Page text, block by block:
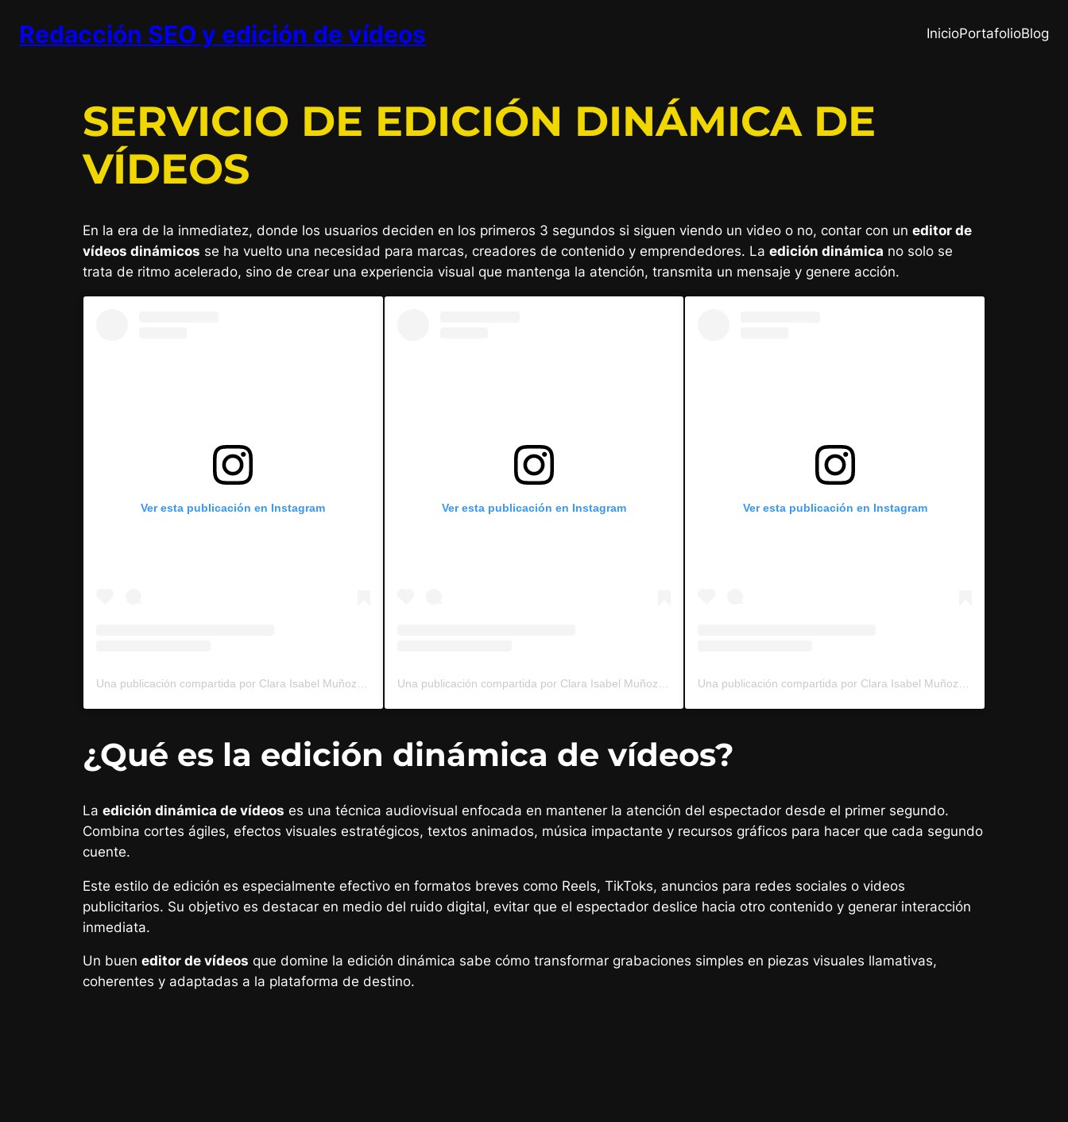
contenido
Redacción SEO y edición de vídeos InicioPortafolioBlog
SERVICIO DE EDICIÓN DINÁMICA DE
VÍDEOS
En la era de la inmediatez, donde los usuarios deciden en los primeros 3 segundos si siguen viendo un video o no, contar con un editor de
vídeos dinámicos se ha vuelto una necesidad para marcas, creadores de contenido y emprendedores. La edición dinámica no solo se
trata de ritmo acelerado, sino de crear una experiencia visual que mantenga la atención, transmita un mensaje y genere acción.
Ver esta publicación en Instagram Ver esta publicación en Instagram Ver esta publicación en Instagram
¿Qué es la edición dinámica de vídeos?
La edición dinámica de vídeos es una técnica audiovisual enfocada en mantener la atención del espectador desde el primer segundo.
Combina cortes ágiles, efectos visuales estratégicos, textos animados, música impactante y recursos gráficos para hacer que cada segundo
cuente.
Este estilo de edición es especialmente efectivo en formatos breves como Reels, TikToks, anuncios para redes sociales o videos
publicitarios. Su objetivo es destacar en medio del ruido digital, evitar que el espectador deslice hacia otro contenido y generar interacción
inmediata.
Un buen editor de vídeos que domine la edición dinámica sabe cómo transformar grabaciones simples en piezas visuales llamativas,
coherentes y adaptadas a la plataforma de destino.